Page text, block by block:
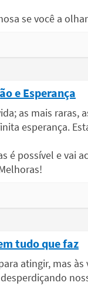
se você a
e Esperança
as mais raras,
esperança.
é possível e vai
tudo que faz
atingir, mas